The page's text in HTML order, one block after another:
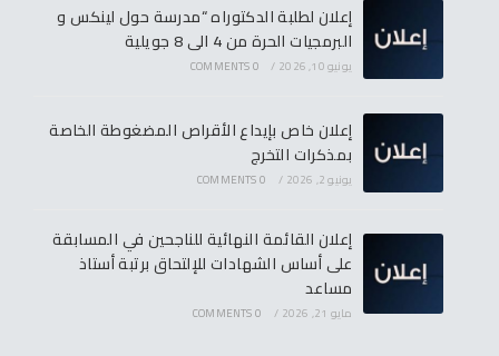
إعلان لطلبة الدكتوراه “مدرسة حول لينكس و
البرمجيات الحرة من 4 الى 8 جويلية
يونيو 10, 2026 /
0 COMMENTS
إعلان خاص بإيداع الأقراص المضغوطة الخاصة
بمذكرات التخرج
يونيو 2, 2026 /
0 COMMENTS
إعلان القائمة النهائية للناجحين في المسابقة
على أساس الشهادات للإلتحاق برتبة أستاذ
مساعد
مايو 21, 2026 /
0 COMMENTS